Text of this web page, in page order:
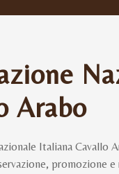
Arabo
Italiana Cavallo
promozione